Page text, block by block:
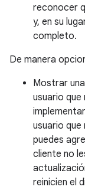
reconocer
y, en su
completo.
De manera
Mostrar
usuario que
usuario
puedes
cliente no
reinicien el